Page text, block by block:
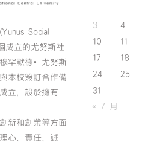
Social
成立的尤努斯社
罕默德•尤努斯
本校簽訂合作備
立，設於擁有
新和創業等方面
心、責任、誠
3
4
10
11
17
18
24
25
31
« 7 月